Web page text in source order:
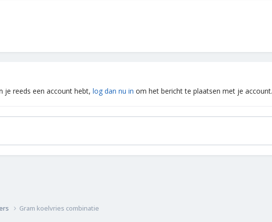
je reeds een account hebt, log dan nu in om het bericht te plaatsen met je account.
Gram koelvries combinatie